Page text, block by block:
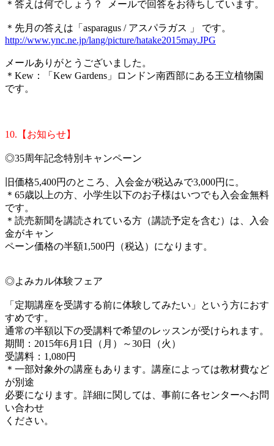
＊答えは何でしょう？ メールで回答をお待ちしています。
＊先月の答えは「asparagus / アスパラガス 」 です。
http://www.ync.ne.jp/lang/picture/hatake2015may.JPG
メールありがとうございました。
＊Kew：「Kew Gardens」ロンドン南西部にある王立植物園
です。
10.【お知らせ】
◎35周年記念特別キャンペーン
旧価格5,400円のところ、入会金が税込みで3,000円に。
＊65歳以上の方、小学生以下のお子様はいつでも入会金無料
です。
＊読売新聞を講読されている方（講読予定を含む）は、入会
金がキャン
ペーン価格の半額1,500円（税込）になります。
◎よみカル体験フェア
「定期講座を受講する前に体験してみたい」という方におす
すめです。
通常の半額以下の受講料で希望のレッスンが受けられます。
期間：2015年6月1日（月）～30日（火）
受講料：1,080円
＊一部対象外の講座もあります。講座によっては教材費など
が別途
必要になります。詳細に関しては、事前に各センターへお問
い合わせ
ください。